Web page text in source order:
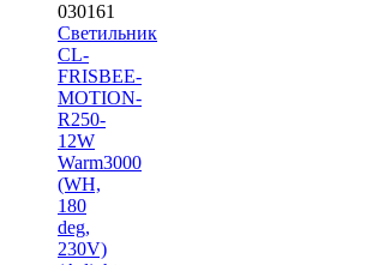
030161
Светильник
CL-
FRISBEE-
MOTION-
R250-
12W
Warm3000
(WH,
180
deg,
230V)